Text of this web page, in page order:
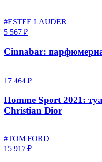
#ESTEE LAUDER
5 567 ₽
Cinnabar:
17 464 ₽
Homme Sport 2021:
Christian Dior
#TOM FORD
15 917 ₽